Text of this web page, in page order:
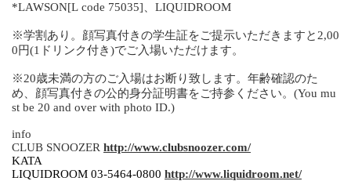
*LAWSON[L code 75035]、LIQUIDROOM
※学割あり。顔写真付きの学生証をご提示いただきますと2,00
0円(1ドリンク付き)でご入場いただけます。
※20歳未満の方のご入場はお断り致します。年齢確認のた
め、顔写真付きの公的身分証明書をご持参ください。(You mu
st be 20 and over with photo ID.)
info
CLUB SNOOZER http://www.clubsnoozer.com/
KATA
LIQUIDROOM 03-5464-0800 http://www.liquidroom.net/